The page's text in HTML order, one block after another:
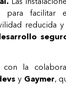
para facilitar
reducida
con la
y Gaymer,